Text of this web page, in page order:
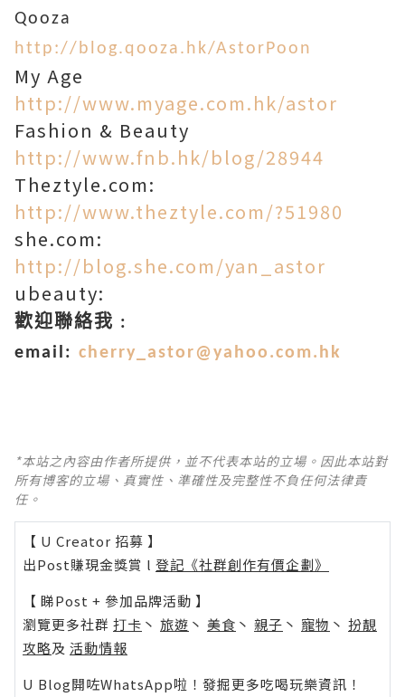
Qooza
http://blog.qooza.hk/AstorPoon
My Age
http://www.myage.com.hk/astor
Fashion & Beauty
http://www.fnb.hk/blog/28944
Theztyle.com:
http://www.theztyle.com/?51980
she.com:
http://blog.she.com/yan_astor
ubeauty:
歡迎聯絡我 :
email: cherry_astor@yahoo.com.hk
*本站之內容由作者所提供，並不代表本站的立場。因此本站對
所有博客的立場、真實性、準確性及完整性不負任何法律責
任。
【 U Creator 招募 】
出Post賺現金獎賞 l 登記《社群創作有價企劃》
【 睇Post + 參加品牌活動 】
瀏覽更多社群 打卡 丶 旅遊 丶 美食 丶 親子 丶 寵物 丶 扮靚
攻略及 活動情報
U Blog開咗WhatsApp啦！發掘更多吃喝玩樂資訊！